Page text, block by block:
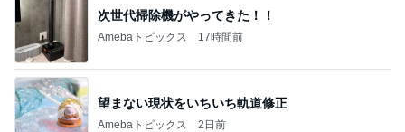
次世代掃除機がやってきた！！
Amebaトピックス 17時間前
望まない現状をいちいち軌道修正
Amebaトピックス 2日前